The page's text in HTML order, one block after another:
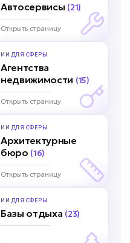
Автосервисы (21)
Открыть страницу
ИИ ДЛЯ СФЕРЫ
Агентства
недвижимости (15)
Открыть страницу
ИИ ДЛЯ СФЕРЫ
Архитектурные
бюро (16)
Открыть страницу
ИИ ДЛЯ СФЕРЫ
Базы отдыха (23)